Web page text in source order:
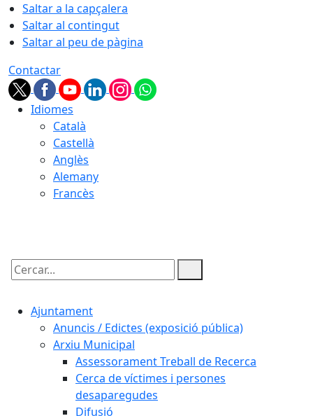
Saltar a la capçalera
Saltar al contingut
Saltar al peu de pàgina
Contactar
Idiomes
Català
Castellà
Anglès
Alemany
Francès
Cercar:
Ajuntament
Anuncis / Edictes (exposició pública)
Arxiu Municipal
Assessorament Treball de Recerca
Cerca de víctimes i persones
desaparegudes
Difusió